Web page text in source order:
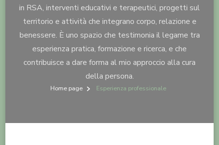
in RSA, interventi educativi e terapeutici, progetti sul
territorio e attività che integrano corpo, relazione e
benessere. È uno spazio che testimonia il legame tra
esperienza pratica, formazione e ricerca, e che
contribuisce a dare forma al mio approccio alla cura
della persona.
Home page Esperienza professionale